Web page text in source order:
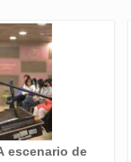
escenario de